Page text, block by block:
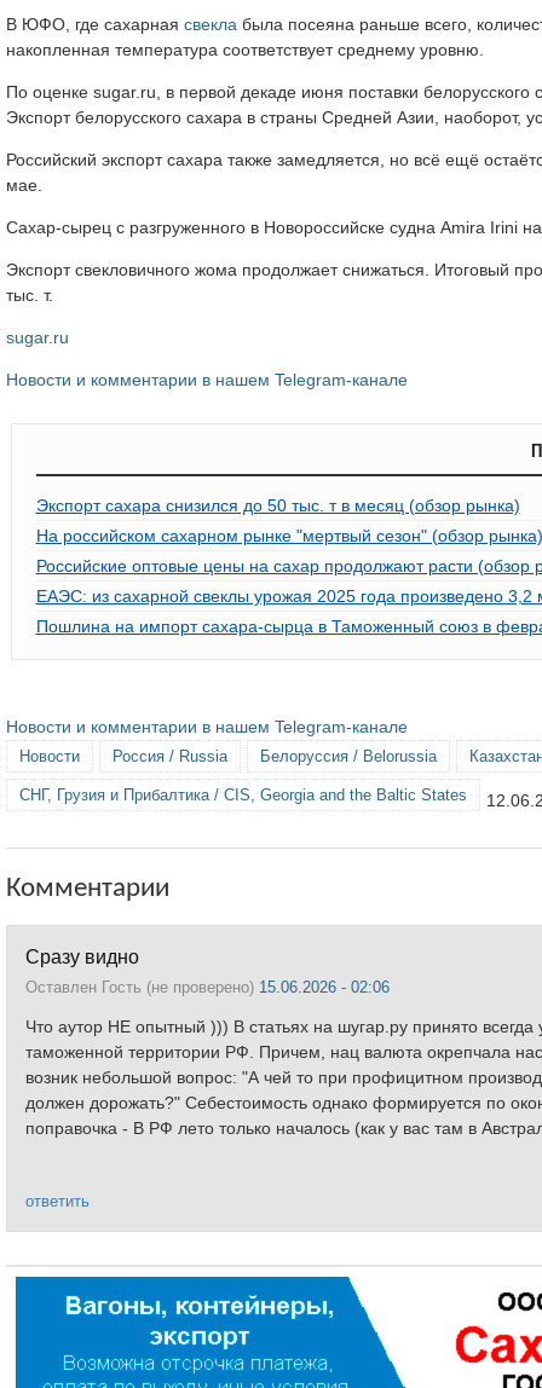
В ЮФО, где сахарная свекла была посеяна раньше всего,
накопленная температура соответствует среднему уровню.
По оценке sugar.ru, в первой декаде июня поставки
Экспорт белорусского сахара в страны Средней Азии, наоборот,
Российский экспорт сахара также замедляется, но всё ещё
мае.
Сахар-сырец с разгруженного в Новороссийске судна Amira Irini
Экспорт свекловичного жома продолжает снижаться. Итоговый
тыс. т.
sugar.ru
Новости и комментарии в нашем Telegram-канале
Экспорт сахара снизился до 50 тыс. т в месяц (обзор рынка)
На российском сахарном рынке "мертвый сезон" (обзор рынка)
Российские оптовые цены на сахар продолжают расти (обзор
ЕАЭС: из сахарной свеклы урожая 2025 года произведено 3,2
Пошлина на импорт сахара-сырца в Таможенный союз в
Новости и комментарии в нашем Telegram-канале
Новости Россия / Russia Белоруссия / Belorussia
СНГ, Грузия и Прибалтика / CIS, Georgia and the Baltic States
Комментарии
Сразу видно
Оставлен Гость (не проверено) 15.06.2026 - 02:06
Что аутор НЕ опытный ))) В статьях на шугар.ру принято
таможенной территории РФ. Причем, нац валюта окрепчала
возник небольшой вопрос: "А чей то при профицитном
должен дорожать?" Себестоимость однако формируется по
поправочка - В РФ лето только началось (как у вас там в
ответить